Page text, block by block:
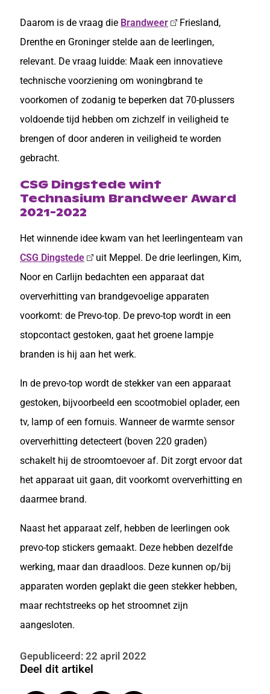
Daarom is de vraag die Brandweer
Friesland,
Drenthe en Groninger stelde aan de leerlingen,
relevant. De vraag luidde: Maak een innovatieve
technische voorziening om woningbrand te
voorkomen of zodanig te beperken dat 70-plussers
voldoende tijd hebben om zichzelf in veiligheid te
brengen of door anderen in veiligheid te worden
gebracht.
CSG Dingstede wint
Technasium Brandweer Award
2021-2022
Het winnende idee kwam van het leerlingenteam van
CSG Dingstede
uit Meppel. De drie leerlingen, Kim,
Noor en Carlijn bedachten een apparaat dat
oververhitting van brandgevoelige apparaten
voorkomt: de Prevo-top. De prevo-top wordt in een
stopcontact gestoken, gaat het groene lampje
branden is hij aan het werk.
In de prevo-top wordt de stekker van een apparaat
gestoken, bijvoorbeeld een scootmobiel oplader, een
tv, lamp of een fornuis. Wanneer de warmte sensor
oververhitting detecteert (boven 220 graden)
schakelt hij de stroomtoevoer af. Dit zorgt ervoor dat
het apparaat uit gaan, dit voorkomt oververhitting en
daarmee brand.
Naast het apparaat zelf, hebben de leerlingen ook
prevo-top stickers gemaakt. Deze hebben dezelfde
werking, maar dan draadloos. Deze kunnen op/bij
apparaten worden geplakt die geen stekker hebben,
maar rechtstreeks op het stroomnet zijn
aangesloten.
Gepubliceerd: 22 april 2022
Deel dit artikel